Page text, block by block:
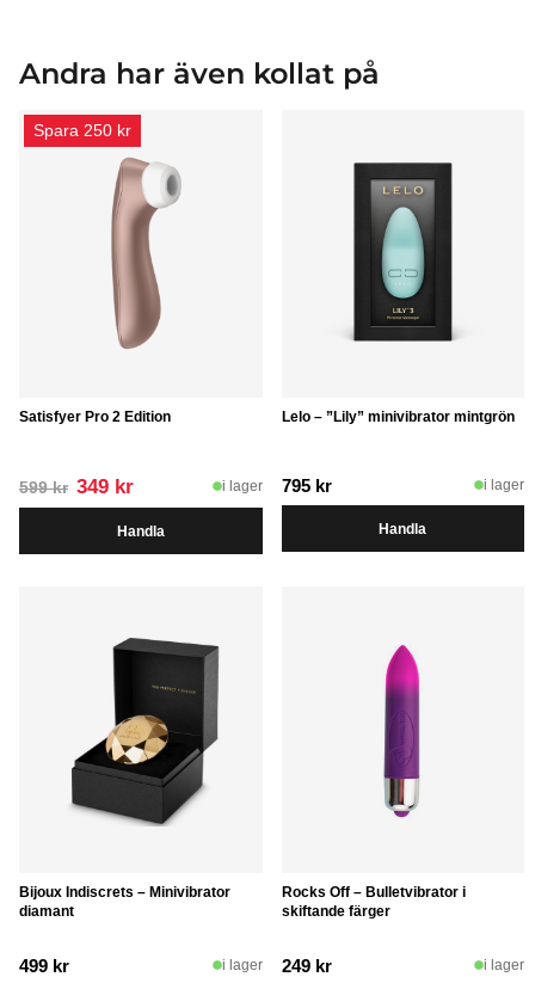
Andra har även kollat på
Satisfyer Pro 2 Edition
599kr Det
ursprungliga
priset
var:
349 krDet
nuvarande
priset
är:
i lager
Handla
Spara 250 kr
Lelo – ”Lily” minivibrator mintgrön
795 kr i lager
Handla
Bijoux Indiscrets – Minivibrator
diamant
499 kr i lager
Rocks Off – Bulletvibrator i
skiftande färger
249 kr i lager